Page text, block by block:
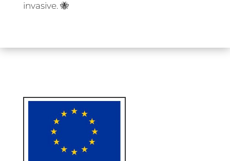
invasive. 🐝